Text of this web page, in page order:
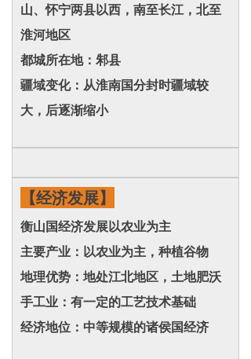
山、怀宁两县以西，南至长江，北至
淮河地区
都城所在地：邾县
疆域变化：从淮南国分封时疆域较
大，后逐渐缩小
【经济发展】
衡山国经济发展以农业为主
主要产业：以农业为主，种植谷物
地理优势：地处江北地区，土地肥沃
手工业：有一定的工艺技术基础
经济地位：中等规模的诸侯国经济